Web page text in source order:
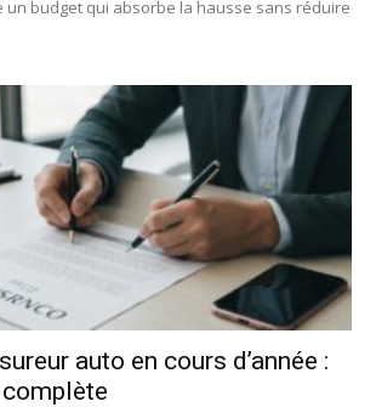
un budget qui absorbe la hausse sans réduire
auto en cours d’année :